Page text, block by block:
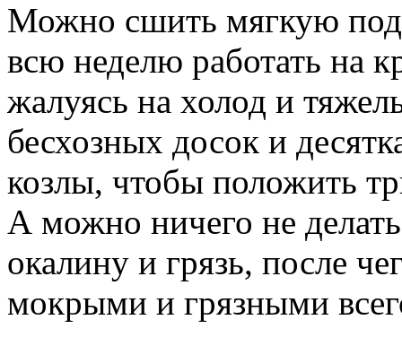
Можно сшить мягкую
всю неделю работать на
жалуясь на холод и
бесхозных досок и
козлы, чтобы положить
А можно ничего не
окалину и грязь, после
мокрыми и грязными